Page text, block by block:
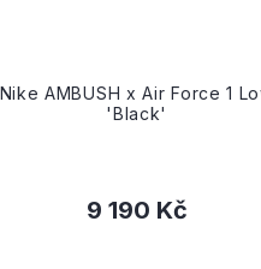
Nike AMBUSH x Air Force 1
'Black'
9 190 Kč